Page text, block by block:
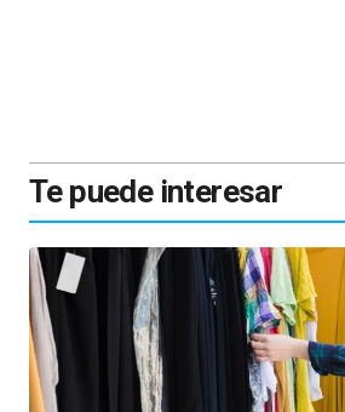
Te puede interesar